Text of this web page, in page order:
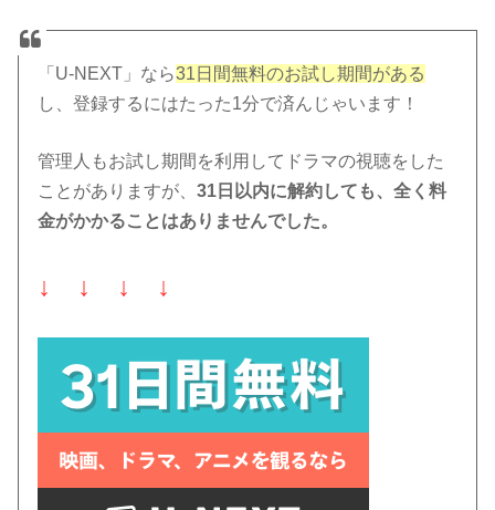
「U-NEXT」なら31日間無料のお試し期間がある
し、登録するにはたった1分で済んじゃいます！
管理人もお試し期間を利用してドラマの視聴をした
ことがありますが、31日以内に解約しても、全く料
金がかかることはありませんでした。
↓ ↓ ↓ ↓